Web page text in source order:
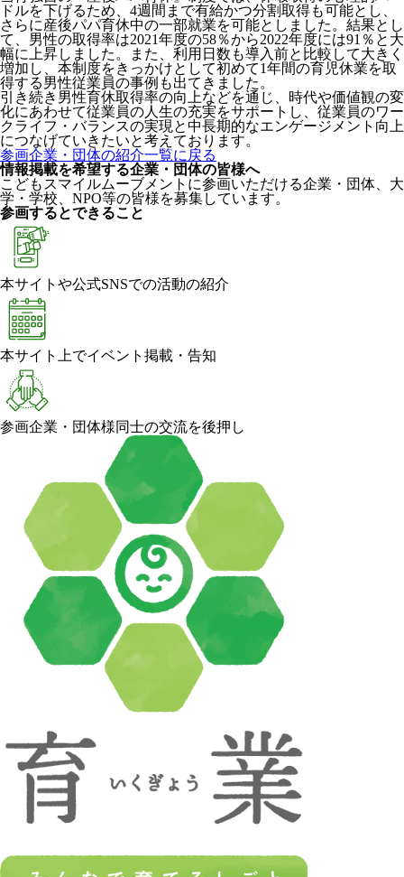
ドルを下げるため、4週間まで有給かつ分割取得も可能とし、
さらに産後パパ育休中の一部就業を可能としました。結果とし
て、男性の取得率は2021年度の58％から2022年度には91％と大
幅に上昇しました。また、利用日数も導入前と比較して大きく
増加し、本制度をきっかけとして初めて1年間の育児休業を取
得する男性従業員の事例も出てきました。
引き続き男性育休取得率の向上などを通じ、時代や価値観の変
化にあわせて従業員の人生の充実をサポートし、従業員のワー
クライフ・バランスの実現と中長期的なエンゲージメント向上
につなげていきたいと考えております。
参画企業・団体の紹介一覧に戻る
情報掲載を希望する企業・団体の皆様へ
こどもスマイルムーブメントに参画いただける企業・団体、大
学・学校、NPO等の皆様を募集しています。
参画するとできること
本サイトや公式SNSでの活動の紹介
本サイト上でイベント掲載・告知
参画企業・団体様同士の交流を後押し